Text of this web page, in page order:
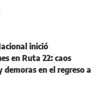
inició
en Ruta 22: caos
demoras en el regreso a